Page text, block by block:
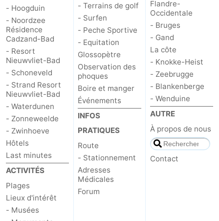
- Hoogduin
- Noordzee
Résidence
Cadzand-Bad
- Resort
Nieuwvliet-Bad
- Schoneveld
- Strand Resort
Nieuwvliet-Bad
- Waterdunen
- Zonneweelde
- Zwinhoeve
Hôtels
Last minutes
ACTIVITÉS
Plages
Lieux d'intérêt
- Musées
- Terrains de golf
- Surfen
- Peche Sportive
- Equitation
Glossopètre
Observation des
phoques
Boire et manger
Événements
INFOS
PRATIQUES
Route
- Stationnement
Adresses
Médicales
Forum
Flandre-
Occidentale
- Bruges
- Gand
La côte
- Knokke-Heist
- Zeebrugge
- Blankenberge
- Wenduine
AUTRE
À propos de nous
Contact